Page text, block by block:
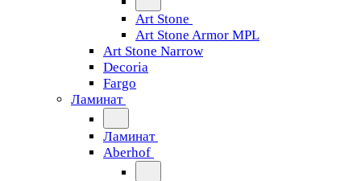
Art Stone
Art Stone Armor MPL
Art Stone Narrow
Decoria
Fargo
Ламинат
Ламинат
Aberhof